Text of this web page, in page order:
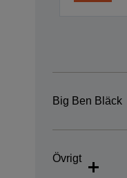
Big Ben Bläck
Övrigt